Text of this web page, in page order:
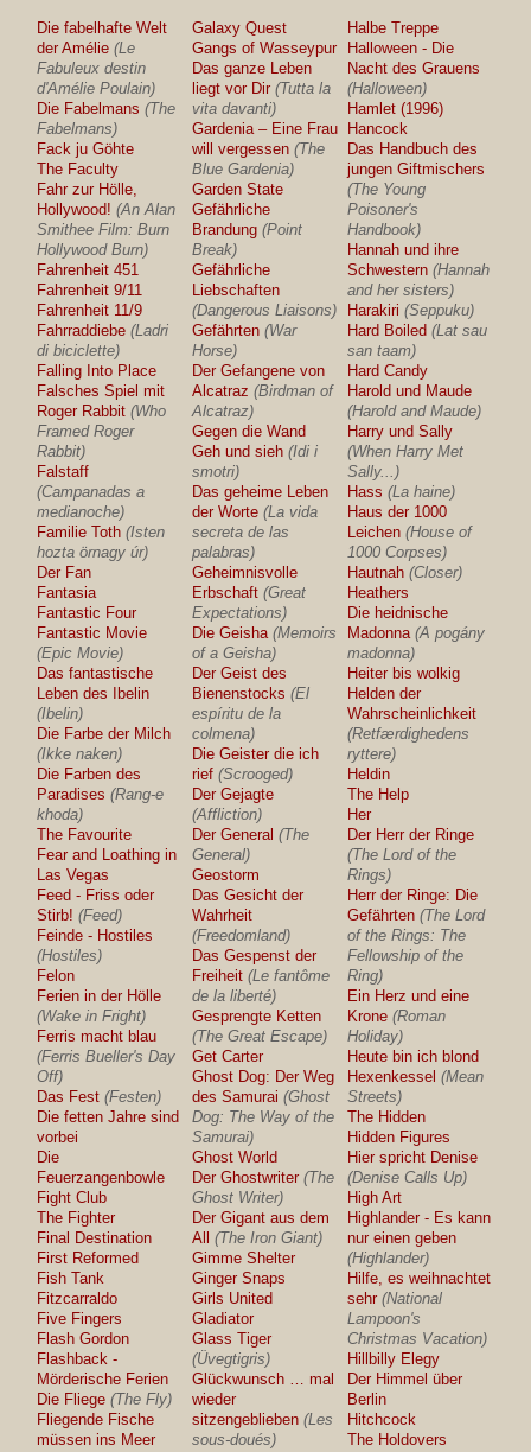
Die fabelhafte Welt
der Amélie (Le
Fabuleux destin
d'Amélie Poulain)
Die Fabelmans (The
Fabelmans)
Fack ju Göhte
The Faculty
Fahr zur Hölle,
Hollywood! (An Alan
Smithee Film: Burn
Hollywood Burn)
Fahrenheit 451
Fahrenheit 9/11
Fahrenheit 11/9
Fahrraddiebe (Ladri
di biciclette)
Falling Into Place
Falsches Spiel mit
Roger Rabbit (Who
Framed Roger
Rabbit)
Falstaff
(Campanadas a
medianoche)
Familie Toth (Isten
hozta örnagy úr)
Der Fan
Fantasia
Fantastic Four
Fantastic Movie
(Epic Movie)
Das fantastische
Leben des Ibelin
(Ibelin)
Die Farbe der Milch
(Ikke naken)
Die Farben des
Paradises (Rang-e
khoda)
The Favourite
Fear and Loathing in
Las Vegas
Feed - Friss oder
Stirb! (Feed)
Feinde - Hostiles
(Hostiles)
Felon
Ferien in der Hölle
(Wake in Fright)
Ferris macht blau
(Ferris Bueller's Day
Off)
Das Fest (Festen)
Die fetten Jahre sind
vorbei
Die
Feuerzangenbowle
Fight Club
The Fighter
Final Destination
First Reformed
Fish Tank
Fitzcarraldo
Five Fingers
Flash Gordon
Flashback -
Mörderische Ferien
Die Fliege (The Fly)
Fliegende Fische
müssen ins Meer
Galaxy Quest
Gangs of Wasseypur
Das ganze Leben
liegt vor Dir (Tutta la
vita davanti)
Gardenia – Eine Frau
will vergessen (The
Blue Gardenia)
Garden State
Gefährliche
Brandung (Point
Break)
Gefährliche
Liebschaften
(Dangerous Liaisons)
Gefährten (War
Horse)
Der Gefangene von
Alcatraz (Birdman of
Alcatraz)
Gegen die Wand
Geh und sieh (Idi i
smotri)
Das geheime Leben
der Worte (La vida
secreta de las
palabras)
Geheimnisvolle
Erbschaft (Great
Expectations)
Die Geisha (Memoirs
of a Geisha)
Der Geist des
Bienenstocks (El
espíritu de la
colmena)
Die Geister die ich
rief (Scrooged)
Der Gejagte
(Affliction)
Der General (The
General)
Geostorm
Das Gesicht der
Wahrheit
(Freedomland)
Das Gespenst der
Freiheit (Le fantôme
de la liberté)
Gesprengte Ketten
(The Great Escape)
Get Carter
Ghost Dog: Der Weg
des Samurai (Ghost
Dog: The Way of the
Samurai)
Ghost World
Der Ghostwriter (The
Ghost Writer)
Der Gigant aus dem
All
(The Iron Giant)
Gimme Shelter
Ginger Snaps
Girls United
Gladiator
Glass Tiger
(Üvegtigris)
Glückwunsch … mal
wieder
sitzengeblieben (Les
sous-doués)
Halbe Treppe
Halloween - Die
Nacht des Grauens
(Halloween)
Hamlet (1996)
Hancock
Das Handbuch des
jungen Giftmischers
(The Young
Poisoner's
Handbook)
Hannah und ihre
Schwestern (Hannah
and her sisters)
Harakiri (Seppuku)
Hard Boiled (Lat sau
san taam)
Hard Candy
Harold und Maude
(Harold and Maude)
Harry und Sally
(When Harry Met
Sally...)
Hass (La haine)
Haus der 1000
Leichen (House of
1000 Corpses)
Hautnah (Closer)
Heathers
Die heidnische
Madonna (A pogány
madonna)
Heiter bis wolkig
Helden der
Wahrscheinlichkeit
(Retfærdighedens
ryttere)
Heldin
The Help
Her
Der Herr der Ringe
(The Lord of the
Rings)
Herr der Ringe: Die
Gefährten (The Lord
of the Rings: The
Fellowship of the
Ring)
Ein Herz und eine
Krone (Roman
Holiday)
Heute bin ich blond
Hexenkessel (Mean
Streets)
The Hidden
Hidden Figures
Hier spricht Denise
(Denise Calls Up)
High Art
Highlander - Es kann
nur einen geben
(Highlander)
Hilfe, es weihnachtet
sehr (National
Lampoon's
Christmas Vacation)
Hillbilly Elegy
Der Himmel über
Berlin
Hitchcock
The Holdovers